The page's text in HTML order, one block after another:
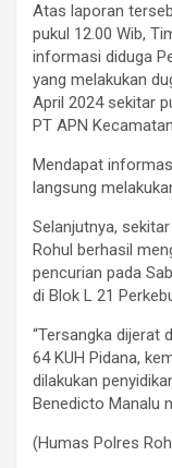
Atas laporan
pukul 12.00 Wib,
informasi diduga
yang melakukan
April 2024 sekitar
PT APN
Mendapat
langsung
Selanjutnya,
Rohul berhasil
pencurian pada
di Blok L 21
“Tersangka dijerat
64 KUH Pidana,
dilakukan
Benedicto Manalu
(Humas Polres